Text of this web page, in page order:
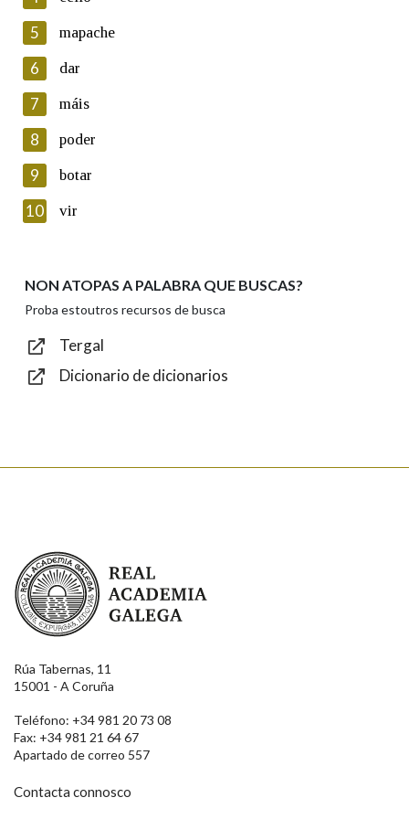
Lin e acepto as condicións da política de
Introduce o código que aparece na imaxe:
Texto de verificación
Enviar
5 mapache
6 dar
7 máis
8 poder
9 botar
10 vir
NON ATOPAS A PALABRA QUE BUSCAS?
Proba estoutros recursos de busca
Tergal
Dicionario de dicionarios
Real Academia Galega
Rúa Tabernas, 11
15001 - A Coruña
Teléfono: +34 981 20 73 08
Fax: +34 981 21 64 67
Apartado de correo 557
Contacta connosco